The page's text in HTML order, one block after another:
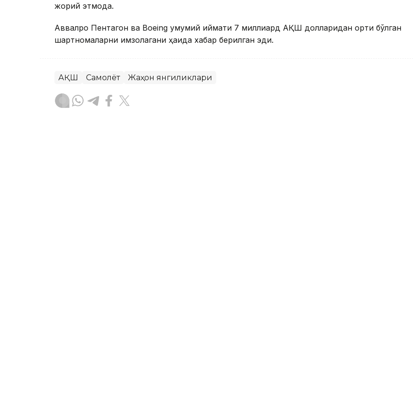
жорий этмоқда.
Аввалроқ Пентагон ва Boeing умумий қиймати 7 миллиард АҚШ долларидан ортиқ бўлган
шартномаларни имзолагани ҳақида хабар берилган эди.
АҚШ Самолёт Жаҳон янгиликлари